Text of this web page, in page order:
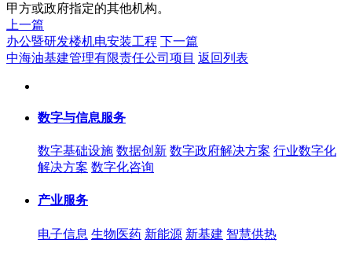
甲方或政府指定的其他机构。
上一篇
办公暨研发楼机电安装工程 下一篇
中海油基建管理有限责任公司项目 返回列表
数字与信息服务
数字基础设施 数据创新 数字政府解决方案 行业数字化
解决方案 数字化咨询
产业服务
电子信息 生物医药 新能源 新基建 智慧供热